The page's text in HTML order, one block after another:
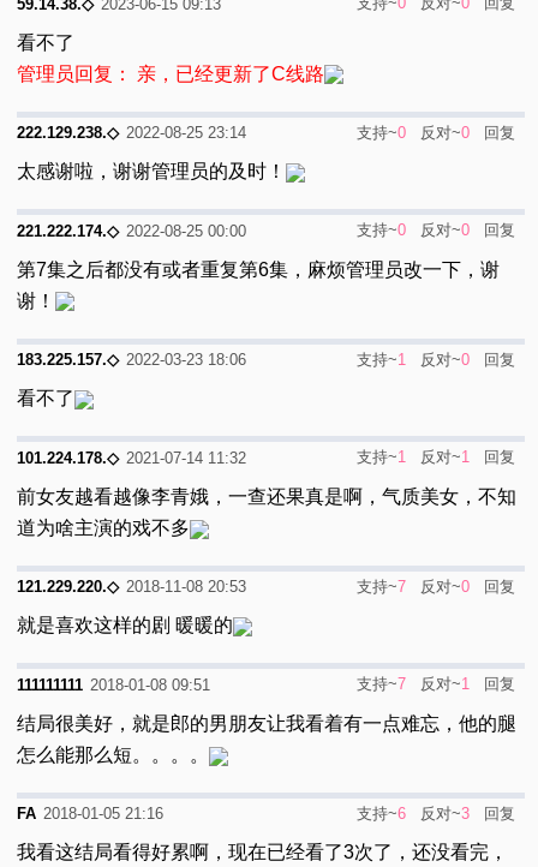
59.14.38.◇ 2023-06-15 09:13
看不了
管理员回复： 亲，已经更新了C线路
222.129.238.◇ 2022-08-25 23:14 支持~0 反对~0 回复
太感谢啦，谢谢管理员的及时！
221.222.174.◇ 2022-08-25 00:00 支持~0 反对~0 回复
第7集之后都没有或者重复第6集，麻烦管理员改一下，谢
谢！
183.225.157.◇ 2022-03-23 18:06 支持~1 反对~0 回复
看不了
101.224.178.◇ 2021-07-14 11:32 支持~1 反对~1 回复
前女友越看越像李青娥，一查还果真是啊，气质美女，不知
道为啥主演的戏不多
121.229.220.◇ 2018-11-08 20:53 支持~7 反对~0 回复
就是喜欢这样的剧 暖暖的
111111111 2018-01-08 09:51 支持~7 反对~1 回复
结局很美好，就是郎的男朋友让我看着有一点难忘，他的腿
怎么能那么短。。。。
FA 2018-01-05 21:16 支持~6 反对~3 回复
我看这结局看得好累啊，现在已经看了3次了，还没看完，